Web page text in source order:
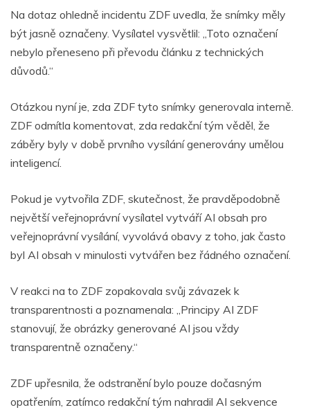
Na dotaz ohledně incidentu ZDF uvedla, že snímky měly
být jasně označeny. Vysílatel vysvětlil: „Toto označení
nebylo přeneseno při převodu článku z technických
důvodů.“
Otázkou nyní je, zda ZDF tyto snímky generovala interně.
ZDF odmítla komentovat, zda redakční tým věděl, že
záběry byly v době prvního vysílání generovány umělou
inteligencí.
Pokud je vytvořila ZDF, skutečnost, že pravděpodobně
největší veřejnoprávní vysílatel vytváří AI obsah pro
veřejnoprávní vysílání, vyvolává obavy z toho, jak často
byl AI obsah v minulosti vytvářen bez řádného označení.
V reakci na to ZDF zopakovala svůj závazek k
transparentnosti a poznamenala: „Principy AI ZDF
stanovují, že obrázky generované AI jsou vždy
transparentně označeny.“
ZDF upřesnila, že odstranění bylo pouze dočasným
opatřením, zatímco redakční tým nahradil AI sekvence